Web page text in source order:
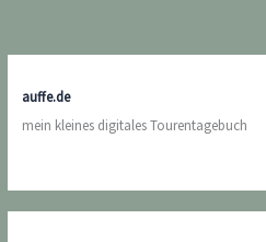
auffe.de
mein kleines digitales Tourentagebuch